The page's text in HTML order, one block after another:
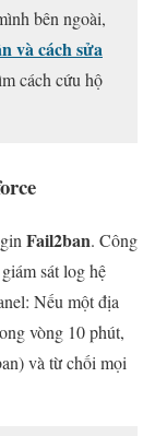
bên ngoài,
và cách sửa
cách cứu hộ
Fail2ban. Công
sát log hệ
Nếu một địa
vòng 10 phút,
và từ chối mọi